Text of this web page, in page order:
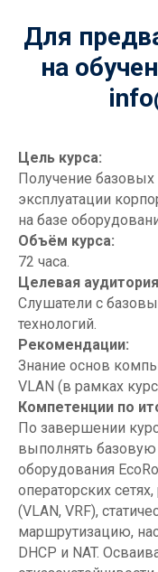
Для
на
Цель курса:
Получение
эксплуатации
на базе
Объём курса:
72 часа.
Целевая
Слушатели с
технологий.
Рекомендации:
Знание основ
VLAN (в рамках
Компетенции по
По завершении
выполнять базовую
оборудования
операторских
(VLAN, VRF),
маршрутизацию,
DHCP и NAT.